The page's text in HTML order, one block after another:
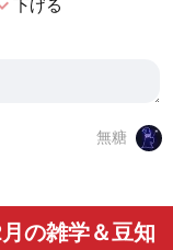
下げる
無糖
の雑学＆豆知